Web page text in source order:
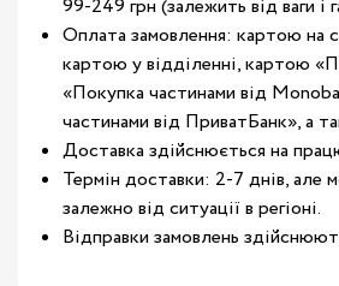
99-249 грн (залежить від ваги і
Оплата замовлення: картою на
картою у відділенні, картою
«Покупка частинами від
частинами від ПриватБанк», а
Доставка здійснюється на
Термін доставки: 2-7 днів, але
залежно від ситуації в регіоні.
Відправки замовлень